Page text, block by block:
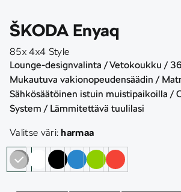
ŠKODA Enyaq
85x 4x4 Style
Lounge-designvalinta / Vetokoukku /
Mukautuva vakionopeudensäädin /
Sähkösäätöinen istuin muistipaikoilla /
System / Lämmitettävä tuulilasi
Valitse väri:harmaa